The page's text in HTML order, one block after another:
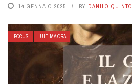
14 GENNAIO 2025 BY DANILO QUINTO
FOCUS ULTIMA ORA